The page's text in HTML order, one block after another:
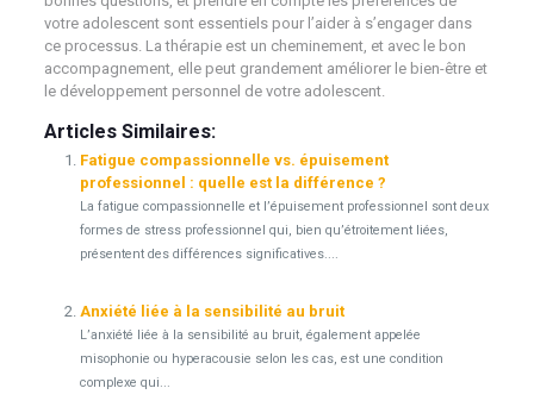
votre adolescent sont essentiels pour l’aider à s’engager dans
ce processus. La thérapie est un cheminement, et avec le bon
accompagnement, elle peut grandement améliorer le bien-être et
le développement personnel de votre adolescent.
Articles Similaires:
Fatigue compassionnelle vs. épuisement
professionnel : quelle est la différence ?
La fatigue compassionnelle et l’épuisement professionnel sont deux
formes de stress professionnel qui, bien qu’étroitement liées,
présentent des différences significatives....
Anxiété liée à la sensibilité au bruit
L’anxiété liée à la sensibilité au bruit, également appelée
misophonie ou hyperacousie selon les cas, est une condition
complexe qui...